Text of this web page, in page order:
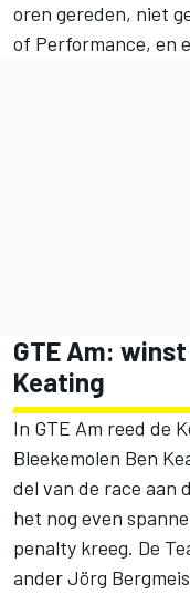
oren gereden, niet
of Performance, en
GTE Am:
Keating
In GTE Am reed de
Bleekemolen Ben
del van de race aan
het nog even
penalty kreeg. De
ander Jörg